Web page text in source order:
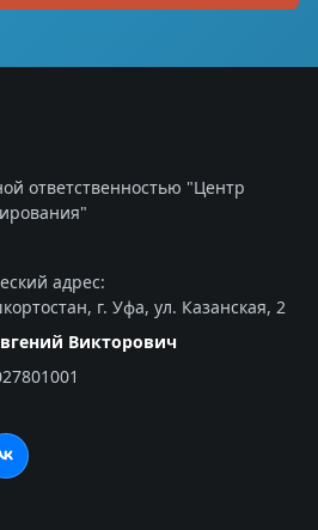
ответственностью "Центр
адрес:
г. Уфа, ул. Казанская, 2
Викторович